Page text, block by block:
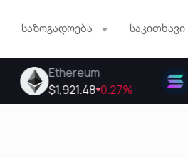
საზოგადოება საკითხავი